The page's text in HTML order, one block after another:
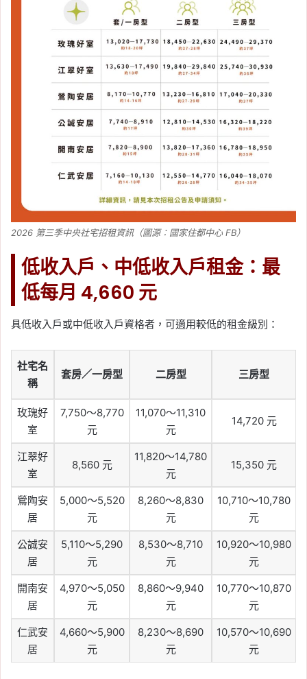
2026 第三季中央社宅招租資訊（圖源：國家住都中心 FB）
低收入戶、中低收入戶租金：最
低每月 4,660 元
具低收入戶或中低收入戶資格者，可適用較低的租金級別：
社宅名
稱
套房／一房型 二房型 三房型
玫瑰好
室
7,750～8,770
元
11,070～11,310
元
14,720 元
江翠好
室
8,560 元
11,820～14,780
元
15,350 元
鶯陶安
居
5,000～5,520
元
8,260～8,830
元
10,710～10,780
元
公誠安
居
5,110～5,290
元
8,530～8,710
元
10,920～10,980
元
開南安
居
4,970～5,050
元
8,860～9,940
元
10,770～10,870
元
仁武安
居
4,660～5,900
元
8,230～8,690
元
10,570～10,690
元